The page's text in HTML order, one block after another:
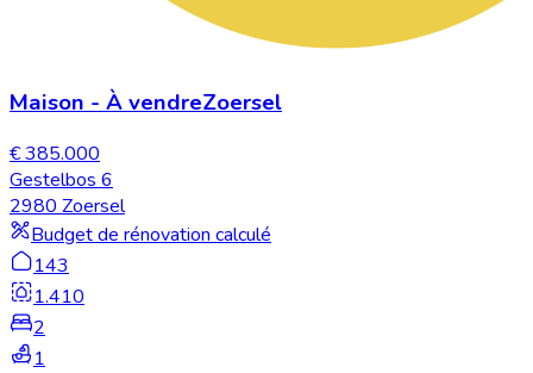
Maison - À vendreZoersel
€ 385.000
Gestelbos 6
2980 Zoersel
Budget de rénovation calculé
143
1.410
2
1